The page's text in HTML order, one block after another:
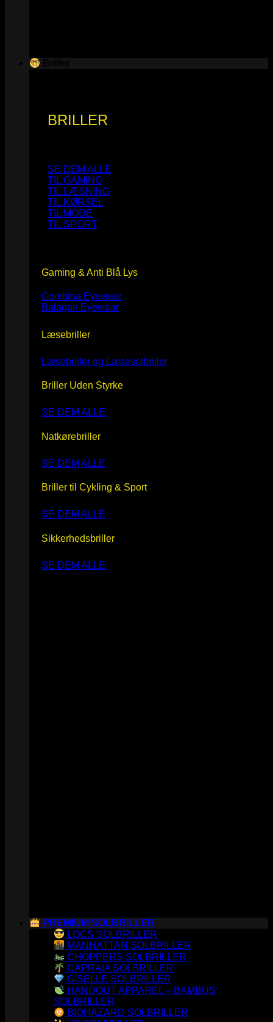
BRILLER
SE DEM ALLE
TIL GAMING
TIL LÆSNING
TIL KØRSEL
TIL MODE
TIL SPORT
Gaming & Anti Blå Lys
Combina Eyewear
Balagan Eyewear
Læsebriller
Læsebriller og Læsesolbriller
Briller Uden Styrke
SE DEM ALLE
Natkørebriller
SE DEM ALLE
Briller til Cykling & Sport
SE DEM ALLE
Sikkerhedsbriller
SE DEM ALLE
PREMIUM SOLBRILLER
LOCS SOLBRILLER
MANHATTAN SOLBRILLER
CHOPPERS SOLBRILLER
CAPRAIA SOLBRILLER
GISELLE SOLBRILLER
HANDOUT APPAREL – BAMBUS
SOLBRILLER
BIOHAZARD SOLBRILLER